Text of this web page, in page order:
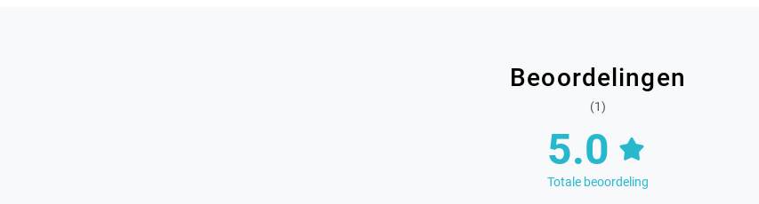
Beoordelingen
(1)
5.0
Totale beoordeling